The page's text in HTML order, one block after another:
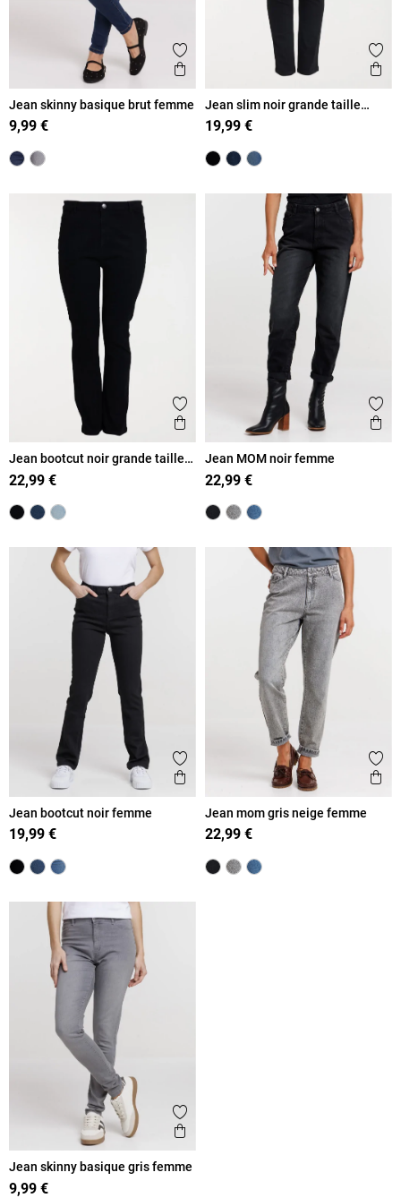
Ajouter aux favoris
Aperçu rapide
Jean skinny basique brut femme
9,99 €
Jean slim noir grande taille
femme
19,99 €
Ajouter aux favoris
Aperçu rapide
Jean bootcut noir grande taille
femme
22,99 €
Jean MOM noir femme
22,99 €
Ajouter aux favoris
Aperçu rapide
Jean bootcut noir femme
19,99 €
Jean mom gris neige femme
22,99 €
Ajouter aux favoris
Aperçu rapide
Jean skinny basique gris femme
9,99 €